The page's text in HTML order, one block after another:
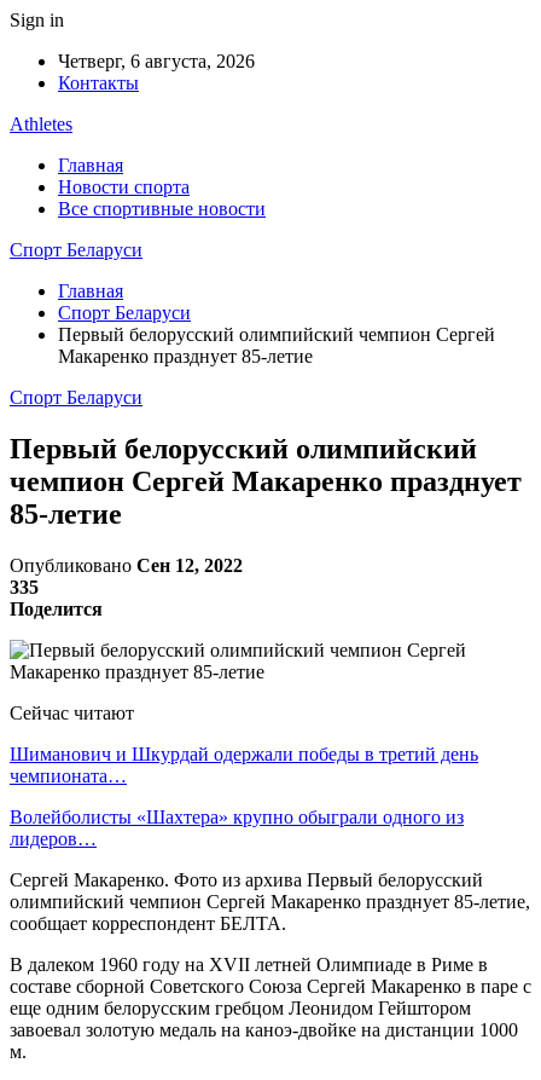
Sign in
Четверг, 6 августа, 2026
Контакты
Athletes
Главная
Новости спорта
Все спортивные новости
Спорт Беларуси
Главная
Спорт Беларуси
Первый белорусский олимпийский чемпион Сергей
Макаренко празднует 85-летие
Спорт Беларуси
Первый белорусский олимпийский
чемпион Сергей Макаренко празднует
85-летие
Опубликовано Сен 12, 2022
335
Поделится
Сейчас читают
Шиманович и Шкурдай одержали победы в третий день
чемпионата…
Волейболисты «Шахтера» крупно обыграли одного из
лидеров…
Сергей Макаренко. Фото из архива Первый белорусский
олимпийский чемпион Сергей Макаренко празднует 85-летие,
сообщает корреспондент БЕЛТА.
В далеком 1960 году на XVII летней Олимпиаде в Риме в
составе сборной Советского Союза Сергей Макаренко в паре с
еще одним белорусским гребцом Леонидом Гейштором
завоевал золотую медаль на каноэ-двойке на дистанции 1000
м.